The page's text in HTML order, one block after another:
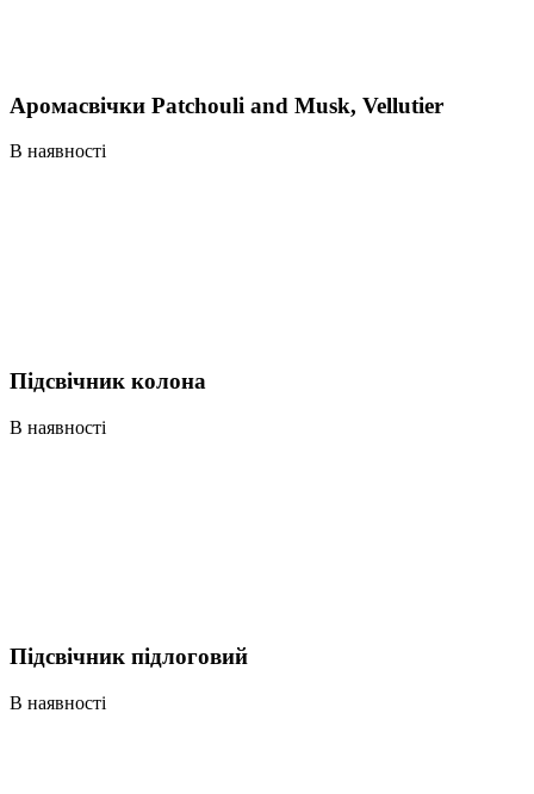
Аромасвічки Patchouli and Musk, Vellutier
В наявності
Підсвічник колона
В наявності
Підсвічник підлоговий
В наявності